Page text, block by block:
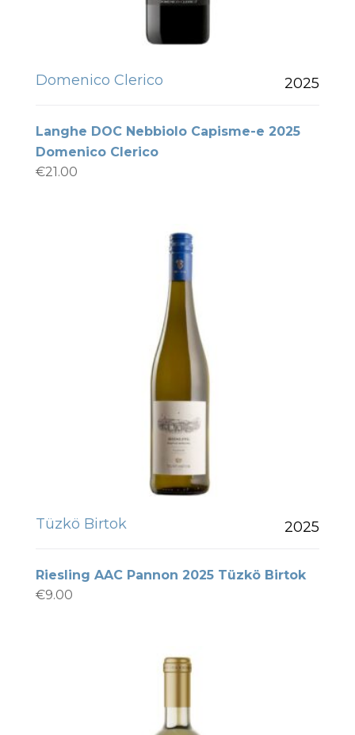
Domenico Clerico 2025
Langhe DOC Nebbiolo Capisme-e 2025
Domenico Clerico
€21.00
Tüzkö Birtok 2025
Riesling AAC Pannon 2025 Tüzkö Birtok
€9.00